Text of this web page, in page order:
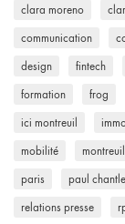
clara moreno
communication
design fintech
formation frog
ici montreuil
mobilité montreuil
paris paul
relations presse